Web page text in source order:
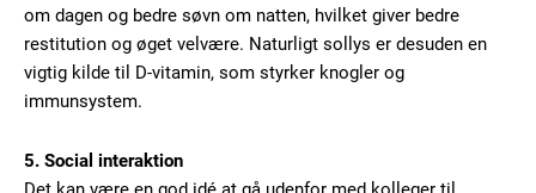
om dagen og bedre søvn om natten, hvilket giver bedre
restitution og øget velvære. Naturligt sollys er desuden en
vigtig kilde til D-vitamin, som styrker knogler og
immunsystem.
5. Social interaktion